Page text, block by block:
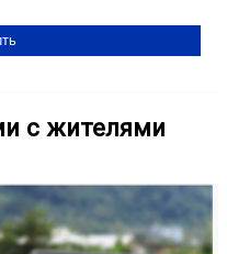
с жителями